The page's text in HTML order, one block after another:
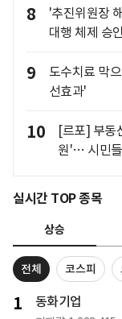
8
'추진위원장
대행 체제 승인
9
도수치료 막
선효과'
10
[르포] 부동
원'… 시민
실시간 TOP 종목
상승
전체 코스피
1 동화기업